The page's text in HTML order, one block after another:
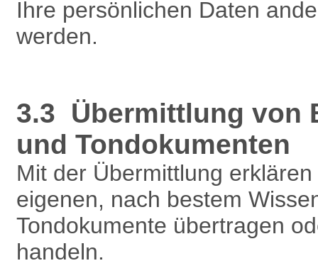
Ihre persönlichen Daten
werden.
3.3 Übermittlung von
und Tondokumenten
Mit der Übermittlung
eigenen, nach bestem
Tondokumente übertragen
handeln.